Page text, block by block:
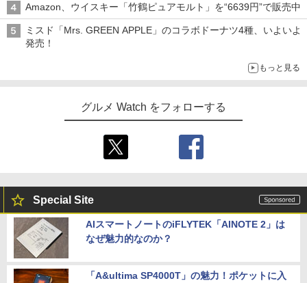
Amazon、ウイスキー「竹鶴ピュアモルト」を“6639円”で販売中
ミスド「Mrs. GREEN APPLE」のコラボドーナツ4種、いよいよ
発売！
もっと見る
グルメ Watch をフォローする
Special Site
AIスマートノートのiFLYTEK「AINOTE 2」は
なぜ魅力的なのか？
「A&ultima SP4000T」の魅力！ポケットに入